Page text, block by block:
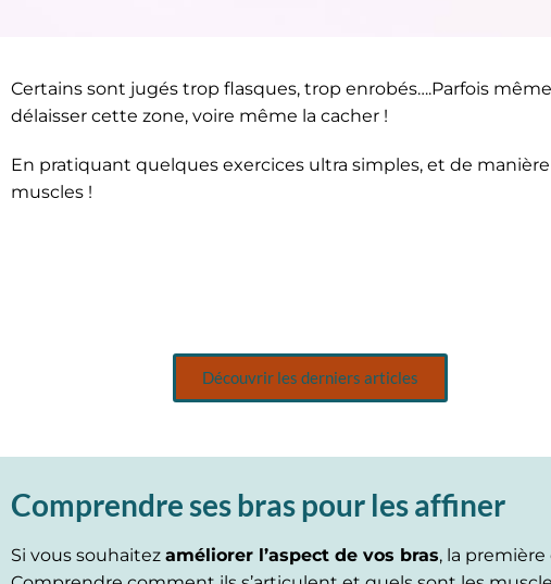
Avoir des bras fins
Certains sont jugés trop flasques, trop enrobés….Parfois
délaisser cette zone, voire même la cacher !
En pratiquant quelques exercices ultra simples, et de
muscles !
Découvrir les derniers articles
Comprendre ses bras pour les affiner
Si vous souhaitez améliorer l’aspect de vos bras, la